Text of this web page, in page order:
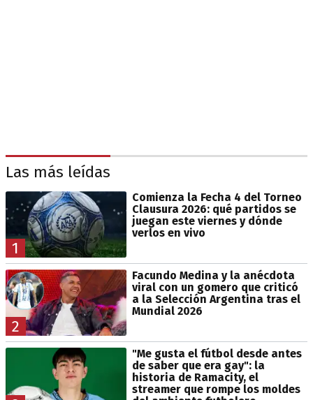
Las más leídas
1
Comienza la Fecha 4 del Torneo
Clausura 2026: qué partidos se
juegan este viernes y dónde
verlos en vivo
2
Facundo Medina y la anécdota
viral con un gomero que criticó
a la Selección Argentina tras el
Mundial 2026
"Me gusta el fútbol desde antes
de saber que era gay": la
historia de Ramacity, el
streamer que rompe los moldes